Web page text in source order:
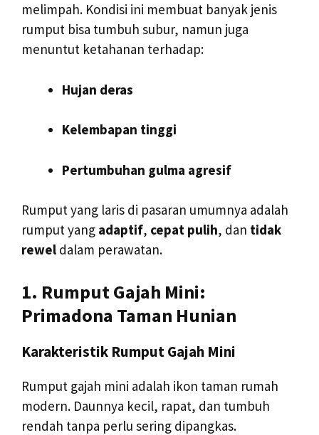
melimpah. Kondisi ini membuat banyak jenis
rumput bisa tumbuh subur, namun juga
menuntut ketahanan terhadap:
Hujan deras
Kelembapan tinggi
Pertumbuhan gulma agresif
Rumput yang laris di pasaran umumnya adalah
rumput yang adaptif, cepat pulih, dan tidak
rewel dalam perawatan.
1. Rumput Gajah Mini:
Primadona Taman Hunian
Karakteristik Rumput Gajah Mini
Rumput gajah mini adalah ikon taman rumah
modern. Daunnya kecil, rapat, dan tumbuh
rendah tanpa perlu sering dipangkas.